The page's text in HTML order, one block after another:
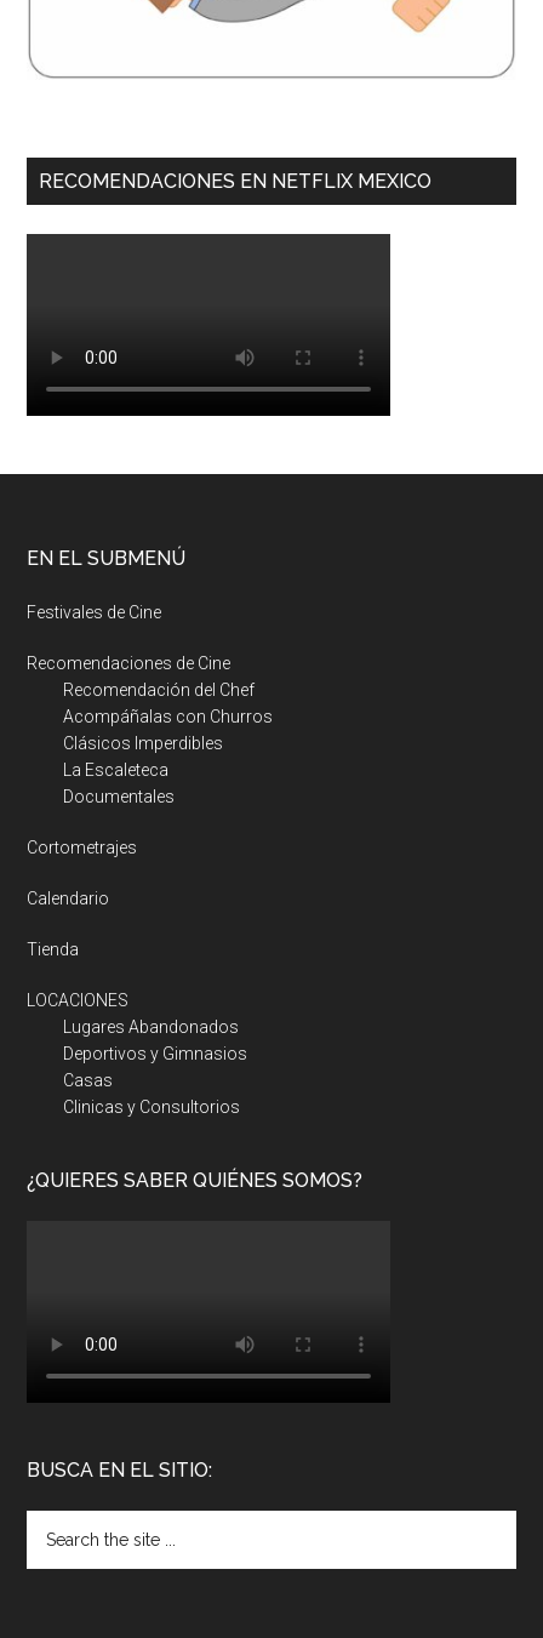
RECOMENDACIONES EN NETFLIX MEXICO
EN EL SUBMENÚ
Festivales de Cine
Recomendaciones de Cine
Recomendación del Chef
Acompáñalas con Churros
Clásicos Imperdibles
La Escaleteca
Documentales
Cortometrajes
Calendario
Tienda
LOCACIONES
Lugares Abandonados
Deportivos y Gimnasios
Casas
Clinicas y Consultorios
¿QUIERES SABER QUIÉNES SOMOS?
BUSCA EN EL SITIO: